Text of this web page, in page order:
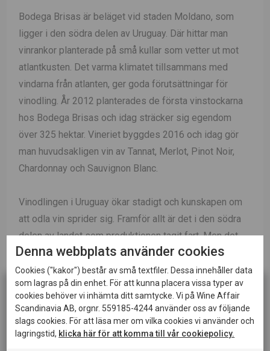
Bodega Brisas är beläget vid staden Moldano, som
ligger i den södra delen av Uruguay. Där hittar man
vinrankor planterade på små kullar som vetter ut mot
atlantkusten. Det varma klimatet tillsammans med
vindarna från atlanten, ger goda förutsättningar för
vinodling. År 2012 planterades de första vinstockarna
hos Bodega Brisas och idag sträcker sig egendom
över 325 hektar. Vineriet byggdes 2016 och idag gör
man huvudsakligen vin av Tannat, Merlot, Pinot Noir,
Chardonnay och Sauvignon Blanc.
Vinodlingen i Uruguay ökar stadigt och kunskapen om
att odla vin sprider sig. Framför allt är det i den södra
delen av landet som produktionen tagit fart. Men det
finns även odlingar längs gränsen mot östra Argentina,
samt allra längst i norr, vid gränsen till Brasilien.
Bodega Brisas vingårdar ligger placerade en bit in från
kusten, omringade av vindarna som kommer från
atlantkusten. Klimatet påminner även till viss del om
Bordeaux. Det är varmt, med många soltimmar och
Denna webbplats använder cookies
Cookies ("kakor") består av små textfiler. Dessa innehåller data
som lagras på din enhet. För att kunna placera vissa typer av
cookies behöver vi inhämta ditt samtycke. Vi på Wine Affair
Scandinavia AB, orgnr. 559185-4244 använder oss av följande
slags cookies. För att läsa mer om vilka cookies vi använder och
lagringstid, klicka här för att komma till vår cookiepolicy.